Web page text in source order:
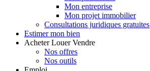
Mon entreprise
Mon projet immobilier
Consultations juridiques gratuites
Estimer mon bien
Acheter Louer Vendre
Nos offres
Nos outils